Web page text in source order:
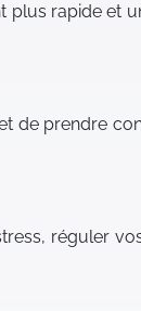
rapide et
de prendre
réguler